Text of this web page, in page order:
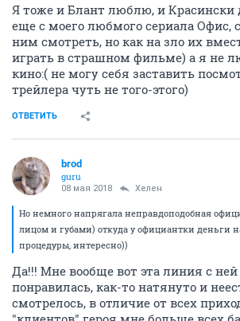
Я тоже и Блант люблю, и Красински
еще с моего любмого сериала Офис,
ним смотреть, но как на зло их
играть в страшном фильме) а я не
кино:( не могу себя заставить
трейлера чуть не того-этого)
ОТВЕТИТЬ
brod
guru
08 мая 2018 Хелен
Но немного напрягала неправдоподобная
лицом и губами) откуда у официантки деньги
процедуры, интересно))
Да!!! Мне вообще вот эта линия с
понравилась, как-то натянуто и
смотрелось, в отличие от всех